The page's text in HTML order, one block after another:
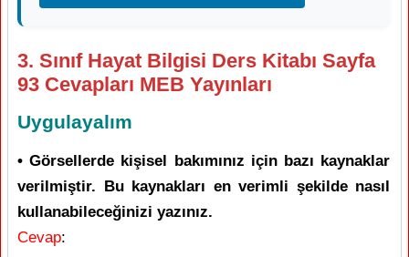
3. Sınıf Hayat Bilgisi Ders Kitabı Sayfa
93 Cevapları MEB Yayınları
Uygulayalım
• Görsellerde kişisel bakımınız için bazı kaynaklar
verilmiştir. Bu kaynakları en verimli şekilde nasıl
kullanabileceğinizi yazınız.
Cevap: